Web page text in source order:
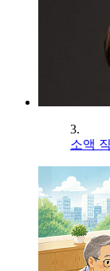
3.
소액